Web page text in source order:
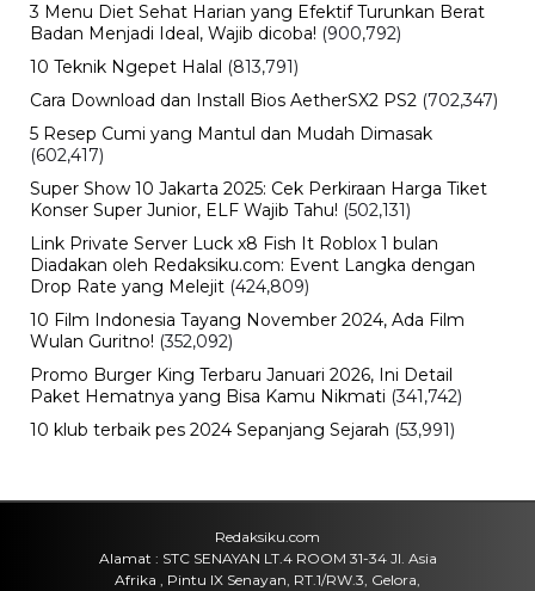
3 Menu Diet Sehat Harian yang Efektif Turunkan Berat
Badan Menjadi Ideal, Wajib dicoba! (900,792)
10 Teknik Ngepet Halal (813,791)
Cara Download dan Install Bios AetherSX2 PS2 (702,347)
5 Resep Cumi yang Mantul dan Mudah Dimasak
(602,417)
Super Show 10 Jakarta 2025: Cek Perkiraan Harga Tiket
Konser Super Junior, ELF Wajib Tahu! (502,131)
Link Private Server Luck x8 Fish It Roblox 1 bulan
Diadakan oleh Redaksiku.com: Event Langka dengan
Drop Rate yang Melejit (424,809)
10 Film Indonesia Tayang November 2024, Ada Film
Wulan Guritno! (352,092)
Promo Burger King Terbaru Januari 2026, Ini Detail
Paket Hematnya yang Bisa Kamu Nikmati (341,742)
10 klub terbaik pes 2024 Sepanjang Sejarah (53,991)
Redaksiku.com
Alamat : STC SENAYAN LT.4 ROOM 31-34 Jl. Asia
Afrika , Pintu IX Senayan, RT.1/RW.3, Gelora,